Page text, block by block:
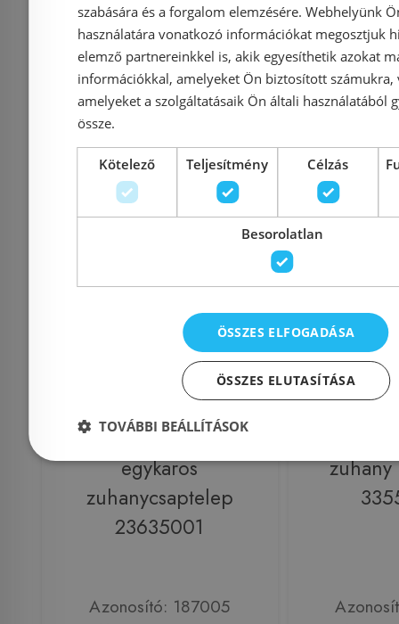
Azonosító: 165845
Cikkszám: ACS0206
44 900 Ft 42 650 Ft
Kosárba
-15%
Grohe BauEdge
egykaros
zuhanycsaptelep
23635001
Azonosító: 187005
Raktáron
Még 3 db
szabására és a forgalom elemzésére. Webhelyünk
használatára vonatkozó információkat megosztjuk
elemző partnereinkkel is, akik egyesíthetik azokat
információkkal, amelyeket Ön biztosított számukra,
amelyeket a szolgáltatásaik Ön általi használatából
össze.
Kötelező Teljesítmény Célzás
Besorolatlan
ÖSSZES ELFOGADÁSA
ÖSSZES ELUTASÍTÁSA
TOVÁBBI BEÁLLÍTÁSOK